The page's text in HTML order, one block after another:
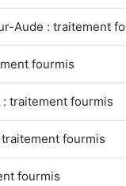
Aude : traitement
fourmis
traitement fourmis
fourmis
fourmis